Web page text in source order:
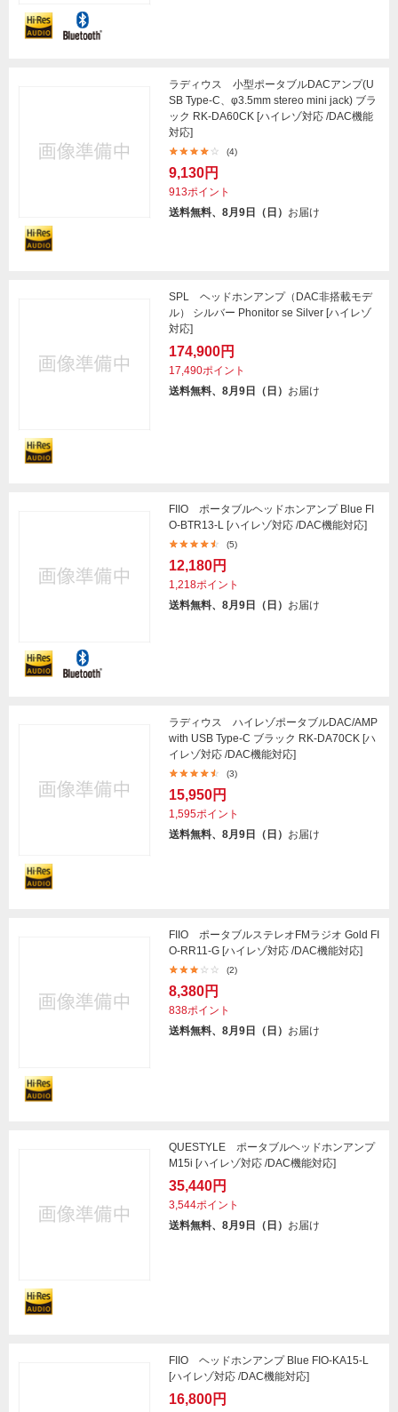
ラディウス 小型ポータブルDACアンプ(U
SB Type-C、φ3.5mm stereo mini jack) ブラ
ック RK-DA60CK [ハイレゾ対応 /DAC機能
対応]
(4)
9,130円
913ポイント
送料無料、8月9日（日） お届け
SPL ヘッドホンアンプ（DAC非搭載モデ
ル） シルバー Phonitor se Silver [ハイレゾ
対応]
174,900円
17,490ポイント
送料無料、8月9日（日） お届け
FIIO ポータブルヘッドホンアンプ Blue FI
O-BTR13-L [ハイレゾ対応 /DAC機能対応]
(5)
12,180円
1,218ポイント
送料無料、8月9日（日） お届け
ラディウス ハイレゾポータブルDAC/AMP
with USB Type-C ブラック RK-DA70CK [ハ
イレゾ対応 /DAC機能対応]
(3)
15,950円
1,595ポイント
送料無料、8月9日（日） お届け
FIIO ポータブルステレオFMラジオ Gold FI
O-RR11-G [ハイレゾ対応 /DAC機能対応]
(2)
8,380円
838ポイント
送料無料、8月9日（日） お届け
QUESTYLE ポータブルヘッドホンアンプ
M15i [ハイレゾ対応 /DAC機能対応]
35,440円
3,544ポイント
送料無料、8月9日（日） お届け
FIIO ヘッドホンアンプ Blue FIO-KA15-L
[ハイレゾ対応 /DAC機能対応]
16,800円